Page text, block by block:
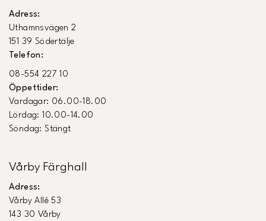
Adress:
Uthamnsvägen 2
151 39 Södertälje
Telefon:
08-554 227 10
Öppettider:
Vardagar: 06.00-18.00
Lördag: 10.00-14.00
Söndag: Stängt
Vårby Färghall
Adress:
Vårby Allé 53
143 30 Vårby